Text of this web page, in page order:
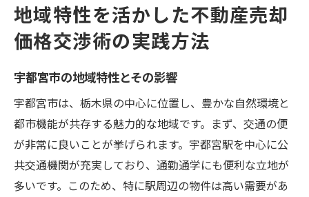
地域特性を活かした不動産売却
価格交渉術の実践方法
宇都宮市の地域特性とその影響
宇都宮市は、栃木県の中心に位置し、豊かな自然環境と
都市機能が共存する魅力的な地域です。まず、交通の便
が非常に良いことが挙げられます。宇都宮駅を中心に公
共交通機関が充実しており、通勤通学にも便利な立地が
多いです。このため、特に駅周辺の物件は高い需要があ